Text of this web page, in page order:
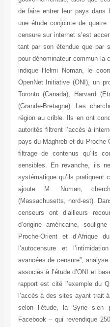
de faire entrer leur pays dans
une étude conjointe de quatre
censure sur internet s’est
tant par son étendue que par
pour dénominateur commun la
indique Helmi Noman, le
OpenNet Initiative (ONI), un
Toronto (Canada), Harvard
(Grande-Bretagne). Les
région au crible. Ils en ont
autorités filtrent l’accès à
pays du Maghreb et du
filtrage de contenus qu’ils
sensibles. En revanche, ils
systématique qu’ils pratiquent
ajoute M. Noman,
(Massachusetts, nord-est).
censeurs ont d’ailleurs
d’origine américaine,
Proche-Orient et d’Afrique
l’autocensure et
avancées de censure”,
associés à l’étude d’ONI et
rapport est cité l’exemple du
l’accès à des sites ayant trait
selon l’étude, la Syrie s’en
Facebook – qui revendique